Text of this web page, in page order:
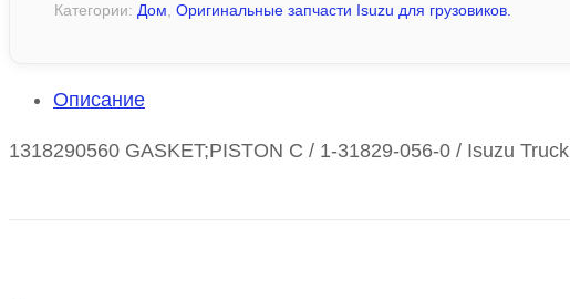
Категории: Дом, Оригинальные запчасти Isuzu для грузовиков.
Описание
1318290560 GASKET;PISTON C / 1-31829-056-0 / Isuzu Truck